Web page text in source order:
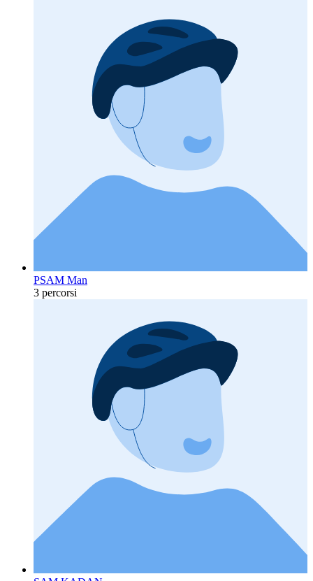
PSAM Man
3 percorsi